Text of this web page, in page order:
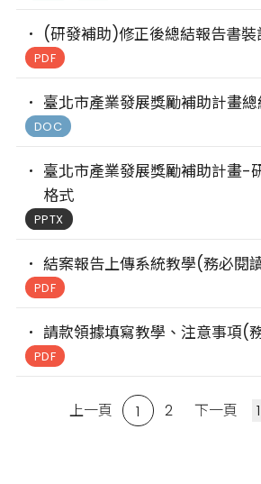
(研發補助)修正後總結報告書裝
PDF
臺北市產業發展獎勵補助計畫
DOC
臺北市產業發展獎勵補助計畫-
格式
PPTX
結案報告上傳系統教學(務必閱
PDF
請款領據填寫教學、注意事項(
PDF
上一頁 1 2 下一頁